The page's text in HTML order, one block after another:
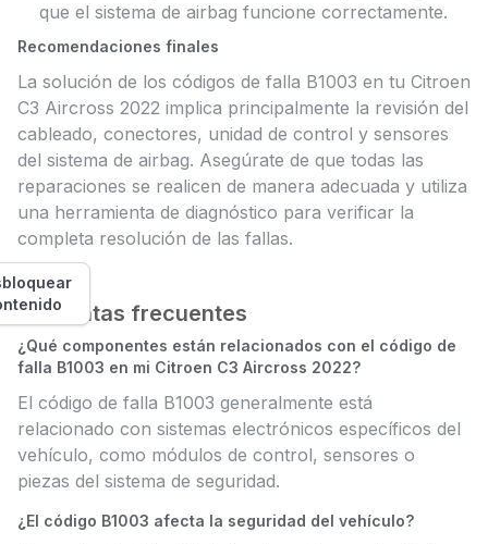
que el sistema de airbag funcione correctamente.
Recomendaciones finales
La solución de los códigos de falla B1003 en tu Citroen
C3 Aircross 2022 implica principalmente la revisión del
cableado, conectores, unidad de control y sensores
del sistema de airbag. Asegúrate de que todas las
reparaciones se realicen de manera adecuada y utiliza
una herramienta de diagnóstico para verificar la
completa resolución de las fallas.
Preguntas frecuentes
¿Qué componentes están relacionados con el código de
falla B1003 en mi Citroen C3 Aircross 2022?
El código de falla B1003 generalmente está
relacionado con sistemas electrónicos específicos del
vehículo, como módulos de control, sensores o
piezas del sistema de seguridad.
¿El código B1003 afecta la seguridad del vehículo?